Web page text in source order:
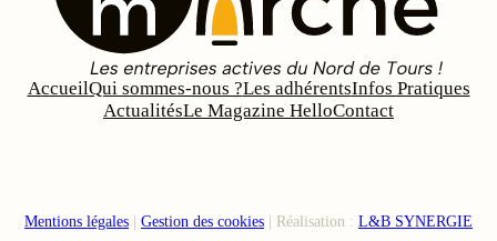
AccueilQui sommes-nous ?Les adhérentsInfos Pratiques
ActualitésLe Magazine HelloContact
Mentions légales | Gestion des cookies | Réalisation : L&B SYNERGIE